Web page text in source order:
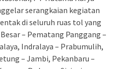
serangkaian kegiatan
di seluruh ruas tol yang
– Pematang Panggang –
Indralaya – Prabumulih,
– Jambi, Pekanbaru –